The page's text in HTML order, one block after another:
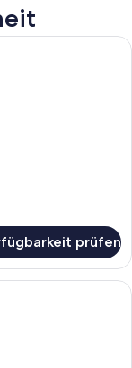
Wohnzimmer mit
prüfen
Wohnzimmer mit